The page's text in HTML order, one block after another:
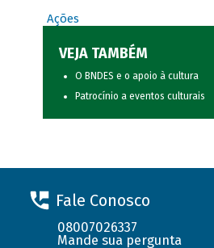
Ações
VEJA TAMBÉM
O BNDES e o apoio à cultura
Patrocínio a eventos culturais
Fale Conosco
08007026337
Mande sua pergunta